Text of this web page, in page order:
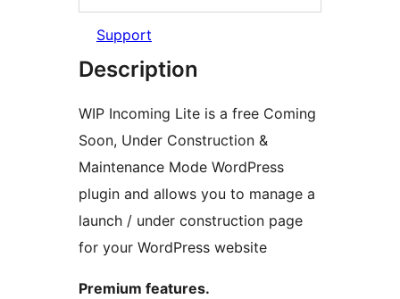
Support
Description
WIP Incoming Lite is a free Coming
Soon, Under Construction &
Maintenance Mode WordPress
plugin and allows you to manage a
launch / under construction page
for your WordPress website
Premium features.